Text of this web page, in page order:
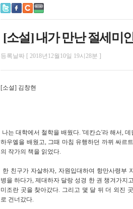
[소설] 내가 만난 절세미
등록날짜 [ 2018년12월10일 19시28분 ]
[소설] 김창현
나는 대학에서 철학을 배웠다. '데칸쇼'라 해서, 데
하우엘을 배웠고, 그때 마침 유행하던 까뮈 싸르
의 작가의 책을 읽었다.
한 친구가 자살하자, 자원입대하여 항만사령부
병을 하다가, 제대하자 달랑 성경 한 권 챙겨가지
미조란 곳을 찾아갔다. 그리고 몇 달 뒤 더 외진
로 건너갔다.